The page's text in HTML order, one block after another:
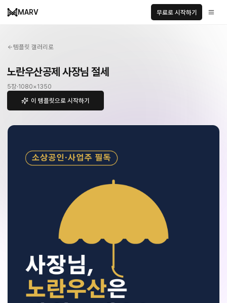
MARV 무료로 시작하기
템플릿 갤러리로
노란우산공제 사장님 절세
5장·1080×1350
이 템플릿으로 시작하기